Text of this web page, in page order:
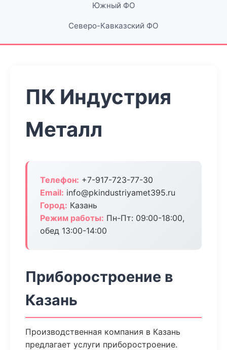
Южный ФО
Северо-Кавказский ФО
ПК Индустрия
Металл
Телефон: +7-917-723-77-30
Email: info@pkindustriyamet395.ru
Город: Казань
Режим работы: Пн-Пт: 09:00-18:00,
обед 13:00-14:00
Приборостроение в
Казань
Производственная компания в Казань
предлагает услуги приборостроение.